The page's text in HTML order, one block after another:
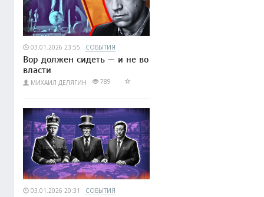
03.01.2026 23:55 СОБЫТИЯ
Вор должен сидеть — и не во
власти
МИХАИЛ ДЕЛЯГИН 789
03.01.2026 20:31 СОБЫТИЯ